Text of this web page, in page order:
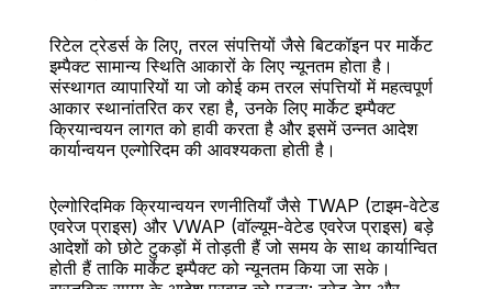
रिटेल ट्रेडर्स के लिए, तरल संपत्तियों जैसे बिटकॉइन पर मार्केट
इम्पैक्ट सामान्य स्थिति आकारों के लिए न्यूनतम होता है।
संस्थागत व्यापारियों या जो कोई कम तरल संपत्तियों में महत्वपूर्ण
आकार स्थानांतरित कर रहा है, उनके लिए मार्केट इम्पैक्ट
क्रियान्वयन लागत को हावी करता है और इसमें उन्नत आदेश
कार्यान्वयन एल्गोरिदम की आवश्यकता होती है।
ऐल्गोरिदमिक क्रियान्वयन रणनीतियाँ जैसे TWAP (टाइम-वेटेड
एवरेज प्राइस) और VWAP (वॉल्यूम-वेटेड एवरेज प्राइस) बड़े
आदेशों को छोटे टुकड़ों में तोड़ती हैं जो समय के साथ कार्यान्वित
होती हैं ताकि मार्केट इम्पैक्ट को न्यूनतम किया जा सके।